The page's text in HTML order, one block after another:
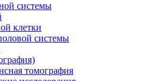
системы
клетки
системы
томография